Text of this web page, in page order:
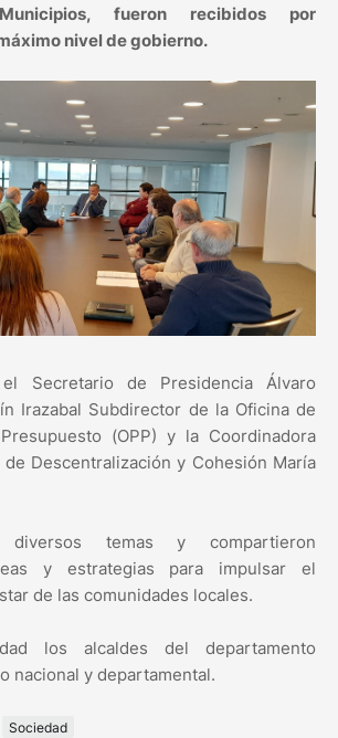
fueron recibidos por
nivel de gobierno.
Secretario de Presidencia Álvaro
Irazabal Subdirector de la Oficina de
(OPP) y la Coordinadora
Descentralización y Cohesión María
diversos temas y compartieron
y estrategias para impulsar el
de las comunidades locales.
los alcaldes del departamento
nacional y departamental.
Sociedad